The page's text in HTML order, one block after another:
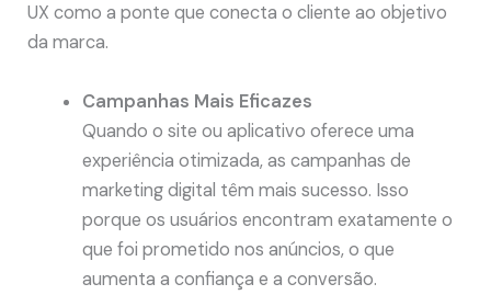
UX como a ponte que conecta o cliente ao objetivo
da marca.
Campanhas Mais Eficazes
Quando o site ou aplicativo oferece uma
experiência otimizada, as campanhas de
marketing digital têm mais sucesso. Isso
porque os usuários encontram exatamente o
que foi prometido nos anúncios, o que
aumenta a confiança e a conversão.